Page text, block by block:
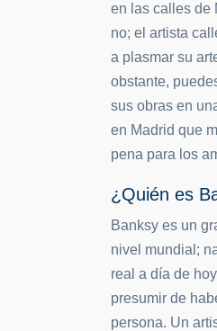
en las calles de
no; el artista
a plasmar su
obstante,
sus obras en
en Madrid que
pena para los
¿Quién es
Banksy es un
nivel mundial;
real a día de
presumir de
persona. Un